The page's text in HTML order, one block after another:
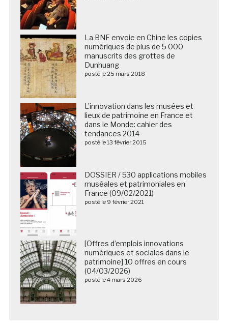
La BNF envoie en Chine les copies
numériques de plus de 5 000
manuscrits des grottes de
Dunhuang
posté le 25 mars 2018
L’innovation dans les musées et
lieux de patrimoine en France et
dans le Monde: cahier des
tendances 2014
posté le 13 février 2015
DOSSIER / 530 applications mobiles
muséales et patrimoniales en
France (09/02/2021)
posté le 9 février 2021
[Offres d’emplois innovations
numériques et sociales dans le
patrimoine] 10 offres en cours
(04/03/2026)
posté le 4 mars 2026